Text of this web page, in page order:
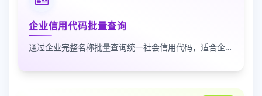
企业信用代码批量查询
通过企业完整名称批量查询统一社会信用代码，适合企业资料整理、名单核验和工商信息匹配